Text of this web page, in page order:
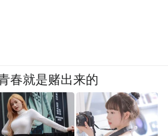
春就是赌出来的